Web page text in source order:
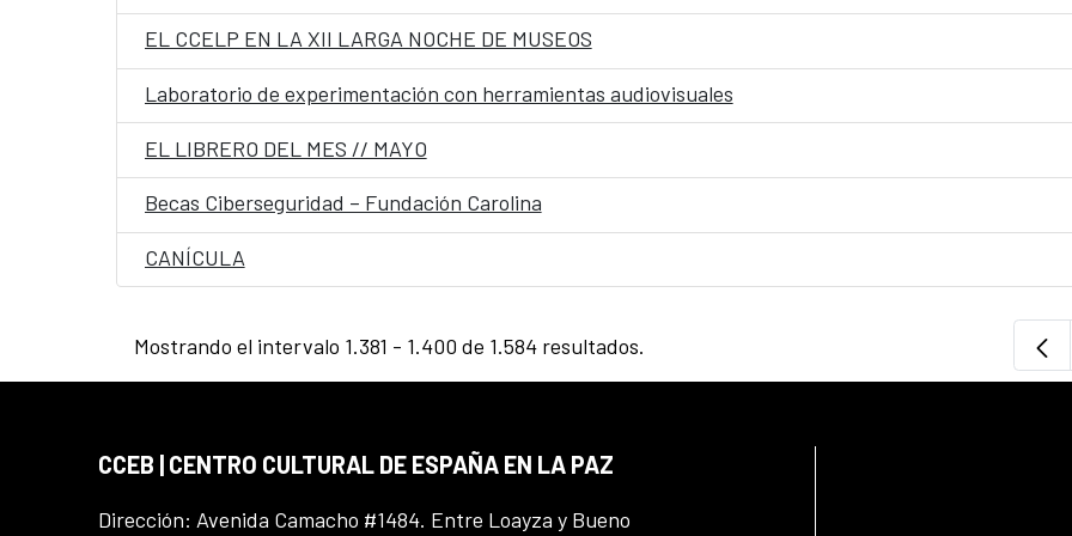
EL CCELP EN LA XII LARGA NOCHE DE MUSEOS
Laboratorio de experimentación con herramientas audiovisuales
EL LIBRERO DEL MES // MAYO
Becas Ciberseguridad – Fundación Carolina
CANÍCULA
Mostrando el intervalo 1.381 - 1.400 de 1.584 resultados.
CCEB | CENTRO CULTURAL DE ESPAÑA EN LA PAZ
Dirección: Avenida Camacho #1484. Entre Loayza y Bueno